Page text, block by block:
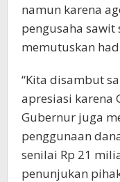
namun karena
pengusaha sawit
memutuskan
“Kita disambut
apresiasi karena
Gubernur juga
penggunaan
senilai Rp 21
penunjukan